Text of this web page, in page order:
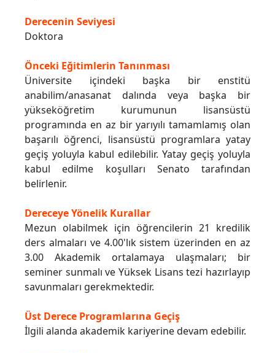
Derecenin Seviyesi
Doktora
Önceki Eğitimlerin Tanınması
Üniversite içindeki başka bir enstitü
anabilim/anasanat dalında veya başka bir
yükseköğretim kurumunun lisansüstü
programında en az bir yarıyılı tamamlamış olan
başarılı öğrenci, lisansüstü programlara yatay
geçiş yoluyla kabul edilebilir. Yatay geçiş yoluyla
kabul edilme koşulları Senato tarafından
belirlenir.
Dereceye Yönelik Kurallar
Mezun olabilmek için öğrencilerin 21 kredilik
ders almaları ve 4.00'lık sistem üzerinden en az
3.00 Akademik ortalamaya ulaşmaları; bir
seminer sunmalı ve Yüksek Lisans tezi hazırlayıp
savunmaları gerekmektedir.
Üst Derece Programlarına Geçiş
İlgili alanda akademik kariyerine devam edebilir.